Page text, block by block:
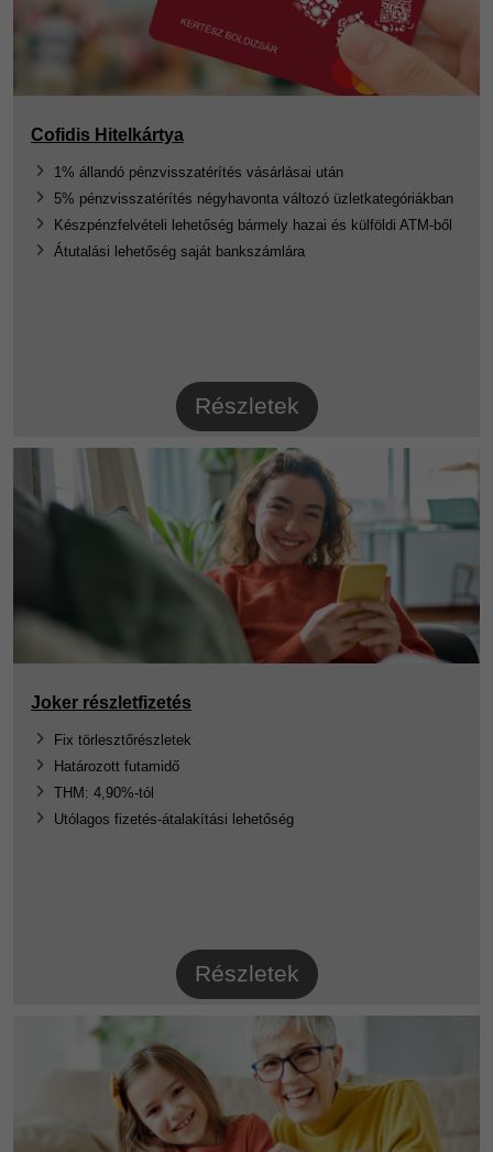
Cofidis Hitelkártya
1% állandó pénzvisszatérítés vásárlásai után
5% pénzvisszatérítés négyhavonta változó üzletkategóriákban
Készpénzfelvételi lehetőség bármely hazai és külföldi ATM-ből
Átutalási lehetőség saját bankszámlára
Részletek
Joker részletfizetés
Fix törlesztőrészletek
Határozott futamidő
THM: 4,90%-tól
Utólagos fizetés-átalakítási lehetőség
Részletek